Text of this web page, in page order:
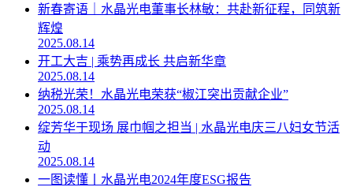
新春寄语｜水晶光电董事长林敏：共赴新征程，同筑新
辉煌
2025.08.14
开工大吉 | 乘势再成长 共启新华章
2025.08.14
纳税光荣！水晶光电荣获“椒江突出贡献企业”
2025.08.14
绽芳华于现场 展巾帼之担当 | 水晶光电庆三八妇女节活
动
2025.08.14
一图读懂丨水晶光电2024年度ESG报告